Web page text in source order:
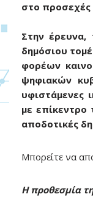
στο προσεχές
Στην έρευνα,
δημόσιου
φορέων
ψηφιακών
υφιστάμενες
με επίκεντρο
αποδοτικές
Μπορείτε να
Η προθεσμία